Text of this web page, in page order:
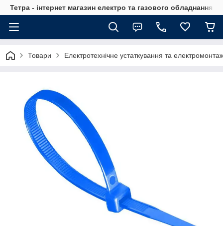
Тетра - інтернет магазин електро та газового обладнання,
Товари Електротехнічне устаткування та